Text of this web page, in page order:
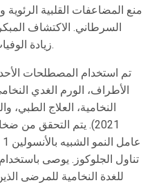
منع المضاعفات القلبية الرئوية
السرطاني. الاكتشاف
زيادة الوفيات المرتبطة بضخامة الأطراف.
تم استخدام المصطلحات
الأطراف، الورم الغدي
2021). يتم التحقق من
تناول الجلوكوز. يوصى
للغدة النخامية للمرضى